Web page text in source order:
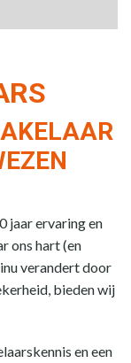
jaar ervaring en
ons hart (en
verandert door
bieden wij
en een